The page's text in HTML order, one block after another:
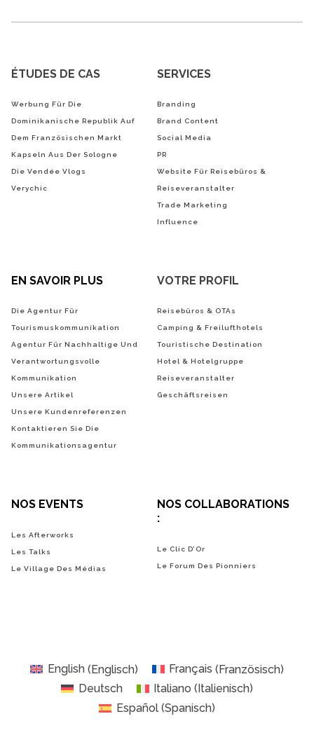
ÉTUDES DE CAS
Werbung Für Die
Dominikanische Republik Auf
Dem Französischen Markt
Kapseln Aus Der Sologne
Die Vendée Vlogs
Verychic
SERVICES
Branding
Brand Content
Social Media
PR
Website Für Reisebüros &
Reiseveranstalter
Trade Marketing
Influence
EN SAVOIR PLUS
Die Agentur Für
Tourismuskommunikation
Agentur Für Nachhaltige Und
Verantwortungsvolle
Kommunikation
Unsere Artikel
Unsere Kundenreferenzen
Kontaktieren Sie Die
Kommunikationsagentur
VOTRE PROFIL
Reisebüros & OTAs
Camping & Freilufthotels
Touristische Destination
Hotel & Hotelgruppe
Reiseveranstalter
Geschäftsreisen
NOS EVENTS
Les Afterworks
Les Talks
Le Village Des Médias
NOS COLLABORATIONS
:
Le Clic D’Or
Le Forum Des Pionniers
English(Englisch) Français (Französisch)
Deutsch
Italiano ( Italienisch)
Español(Spanisch)